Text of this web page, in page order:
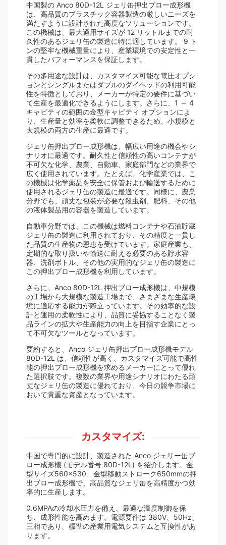
中国製の Anco 80D-12L ジェリ缶押出ブロー成形機
は、高品質のプラスチック容器製造の厳しいニーズを
満たすように設計された高度なソリューションです。
この機械は、最大適用サイズが 12 リットルまでの耐
久性のあるジェリ缶の製造に特に適しています。 9 ト
ンの堅牢な機械重量により、産業環境での安定性と一
貫したパフォーマンスを保証します。
その多用途な設計は、カスタマイズ可能な電圧オプシ
ョンとシングルまたはダブルのダイヘッドの利用可能
性を特徴としており、メーカーが特定の要件に基づい
て生産を最適化できるようにします。さらに、1 ～ 4
キャビティの範囲の金型キャビティ オプションによ
り、生産量と効率を柔軟に調整できるため、小規模と
大規模の両方の生産に最適です。
ジェリ缶押出ブロー成形機は、幅広い用途の機会やシ
ナリオに最適です。耐久性と信頼性の高いコンテナが
不可欠な化学、農業、自動車、家庭部門などの業界で
広く使用されています。たとえば、化学産業では、こ
の機械は化学薬品を安全に保管および輸送するために
使用されるジェリ缶の製造に最適です。同様に、農業
分野でも、頑丈な包装が必要な殺虫剤、肥料、その他
の液体製品用の容器を製造しています。
自動車分野では、この機械は燃料コンテナや石油貯蔵
ジェリ缶の製造に利用されており、その精度と一貫し
た品質の生産物の恩恵を受けています。家庭産業も、
定期的な取り扱いや輸送に耐える必要のある貯水容
器、洗剤ボトル、その他の実用的なジェリ缶の製造に
この押出ブロー成形機を利用しています。
さらに、Anco 80D-12L 押出ブロー成形機は、中規模
の工場から大規模な製造工場まで、さまざまな生産環
境に適応する能力が際立っています。その効率的な設
計と運用の柔軟性により、品質に妥協することなく製
品ラインの拡大や生産能力の向上を目指す企業にとっ
て不可欠なツールとなっています。
要約すると、Anco ジェリ缶押出ブロー成形機モデル
80D-12L は、信頼性が高く、カスタマイズ可能で高性
能の押出ブロー成形機を求めるメーカーにとって優れ
た選択肢です。複数の業界や用途シナリオにわたる頑
丈なジェリ缶の製造に優れており、今日の競争市場に
おいて貴重な資産となっています。
カスタマイズ:
中国で専門的に設計、製造された Anco ジェリー缶ブ
ロー成形機 (モデル番号 80D-12L) を紹介します。金
型サイズ560×530、金型移動ストローク650mmの押
出ブロー成形機で、高品質なジェリ缶を高精度かつ効
率的に生産します。
0.6MPAの冷却水圧力を備え、最適な温度制御を保
ち、成形性能を高めます。電源要件は 380V、50Hz、
三相であり、標準の産業用電気システムと互換性があ
ります。